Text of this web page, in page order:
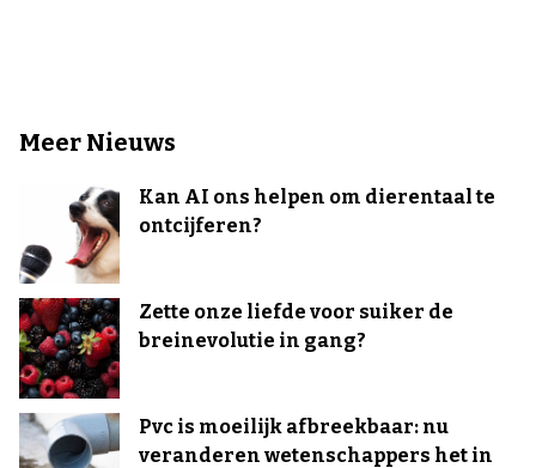
Meer Nieuws
Kan AI ons helpen om dierentaal te
ontcijferen?
Zette onze liefde voor suiker de
breinevolutie in gang?
Pvc is moeilijk afbreekbaar: nu
veranderen wetenschappers het in